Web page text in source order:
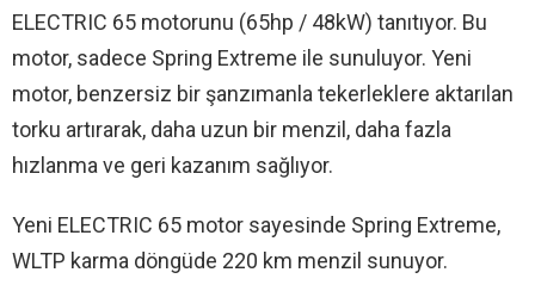
ELECTRIC 65 motorunu (65hp / 48kW) tanıtıyor. Bu
motor, sadece Spring Extreme ile sunuluyor. Yeni
motor, benzersiz bir şanzımanla tekerleklere aktarılan
torku artırarak, daha uzun bir menzil, daha fazla
hızlanma ve geri kazanım sağlıyor.
Yeni ELECTRIC 65 motor sayesinde Spring Extreme,
WLTP karma döngüde 220 km menzil sunuyor.